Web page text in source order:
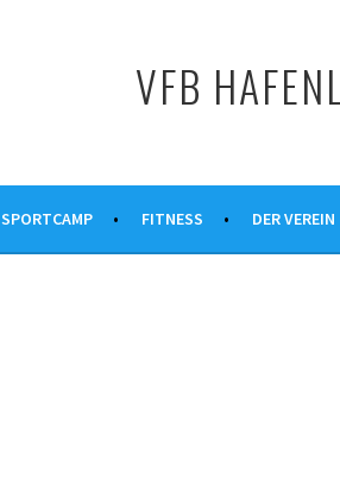
VFB
SPORTCAMP FITNESS DER VEREIN